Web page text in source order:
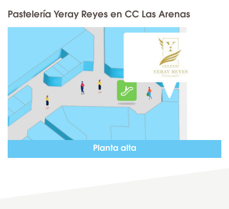
Pastelería Yeray Reyes en CC Las Arenas
Planta alta